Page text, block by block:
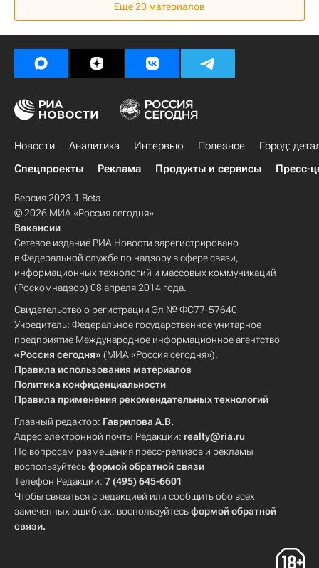
Еще 20 материалов
Новости Аналитика Интервью Полезное
Город:
Спецпроекты
Реклама Продукты и сервисы Пресс-
Версия 2023.1 Beta
© 2026 МИА «Россия сегодня»
Вакансии
Сетевое издание РИА Новости зарегистрировано
в Федеральной службе по надзору в сфере связи,
информационных технологий и массовых коммуникаций
(Роскомнадзор) 08 апреля 2014 года.
Свидетельство о регистрации Эл № ФС77-57640
Учредитель: Федеральное государственное унитарное
предприятие Международное информационное агентство
«Россия сегодня» (МИА «Россия сегодня»).
Правила использования материалов
Политика конфиденциальности
Правила применения рекомендательных технологий
Главный редактор: Гаврилова А.В.
Адрес электронной почты Редакции: realty@ria.ru
По вопросам размещения пресс-релизов и рекламы
воспользуйтесьформой обратной связи
Телефон Редакции: 7 (495) 645-6601
Чтобы связаться с редакцией или сообщить обо всех
замеченных ошибках, воспользуйтесьформой обратной
связи.